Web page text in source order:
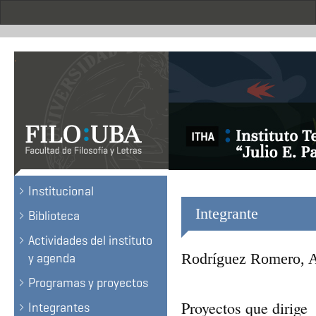
.
Institucional
Biblioteca
Actividades del instituto
y agenda
Programas y proyectos
Integrantes
Integrante
Rodríguez Romero,
Proyectos que dirige